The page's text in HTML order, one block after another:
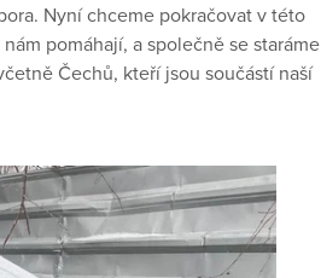
Nyní chceme pokračovat v této
pomáhají, a společně se staráme
Čechů, kteří jsou součástí naší